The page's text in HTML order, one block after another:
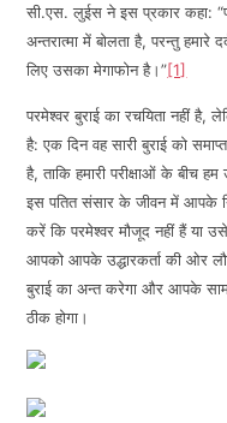
सी.एस. लुईस ने इस प्रकार कहा:
अन्तरात्मा में बोलता है, परन्तु
लिए उसका मेगाफोन है।”[1]
परमेश्वर बुराई का रचयिता नहीं
है: एक दिन वह सारी बुराई को
है, ताकि हमारी परीक्षाओं के बीच
इस पतित संसार के जीवन में आपके
करें कि परमेश्वर मौजूद नहीं हैं या
आपको आपके उद्धारकर्ता की ओर
बुराई का अन्त करेगा और आपके
ठीक होगा।